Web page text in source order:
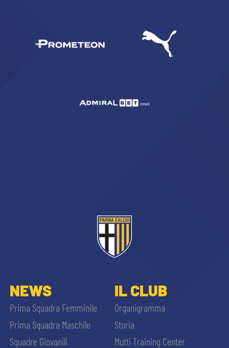
NEWS
Prima Squadra Femminile
Prima Squadra Maschile
Squadre Giovanili
IL CLUB
Organigramma
Storia
Mutti Training Center